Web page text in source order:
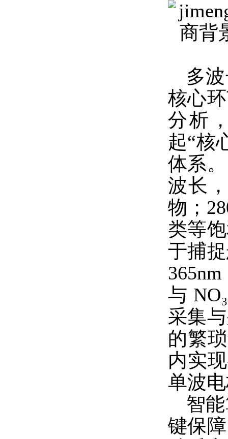
多
核心
分析
起“核
体系
波长
物；
类等
于捕
与
采集
的繁
内实
单波
智
键保